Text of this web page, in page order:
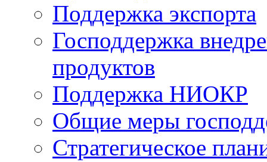
Поддержка экспорта
Господдержка
продуктов
Поддержка НИОКР
Общие меры
Стратегическое